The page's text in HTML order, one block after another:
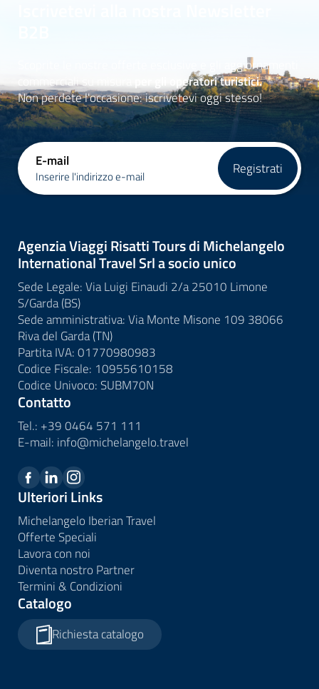
Scoprite le nostre offerte esclusive e gli aggiornamenti
commerciali su misura
per gli operatori turistici.
Non perdete l'occasione: iscrivetevi oggi stesso!
E-mail
Inserire l'indirizzo e-mail Registrati
Agenzia Viaggi Risatti Tours di Michelangelo
International Travel Srl a socio unico
Sede Legale: Via Luigi Einaudi 2/a 25010 Limone
S/Garda (BS)
Sede amministrativa: Via Monte Misone 109 38066
Riva del Garda (TN)
Partita IVA: 01770980983
Codice Fiscale: 10955610158
Codice Univoco: SUBM70N
Contatto
Tel.: +39 0464 571 111
E-mail: info@michelangelo.travel
Ulteriori Links
Michelangelo Iberian Travel
Offerte Speciali
Lavora con noi
Diventa nostro Partner
Termini & Condizioni
Catalogo
Richiesta catalogo